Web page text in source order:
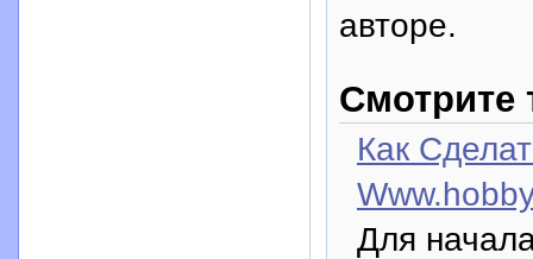
авторе.
Смотрите
Как
Для